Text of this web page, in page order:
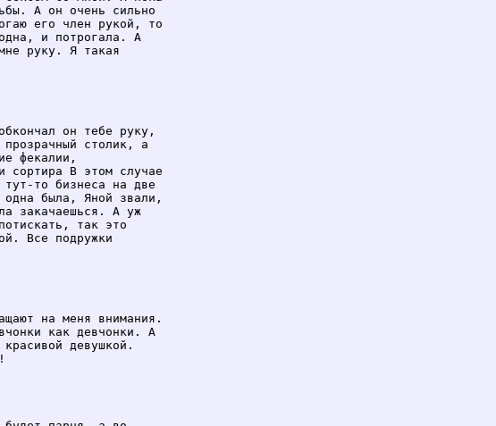
А он очень сильно
его член рукой, то
и потрогала. А
руку. Я такая
он тебе руку,
столик, а
фекалии,
сортира В этом случае
то бизнеса на две
была, Яной звали,
закачаешься. А уж
так это
Все подружки
на меня внимания.
как девчонки. А
девушкой.